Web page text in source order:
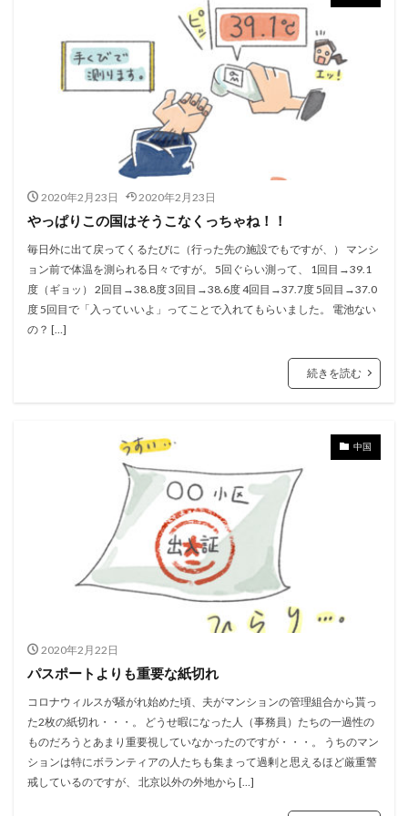
2020年2月23日 2020年2月23日
やっぱりこの国はそうこなくっちゃね！！
毎日外に出て戻ってくるたびに（行った先の施設でもですが、） マンシ
ョン前で体温を測られる日々ですが。 5回ぐらい測って、 1回目→39.1
度（ギョッ） 2回目→38.8度 3回目→38.6度 4回目→37.7度 5回目→37.0
度 5回目で「入っていいよ」ってことで入れてもらいました。 電池ない
の？ […]
続きを読む
中国
2020年2月22日
パスポートよりも重要な紙切れ
コロナウィルスが騒がれ始めた頃、夫がマンションの管理組合から貰っ
た2枚の紙切れ・・・。 どうせ暇になった人（事務員）たちの一過性の
ものだろうとあまり重要視していなかったのですが・・・。 うちのマン
ションは特にボランティアの人たちも集まって過剰と思えるほど厳重警
戒しているのですが、 北京以外の外地から […]